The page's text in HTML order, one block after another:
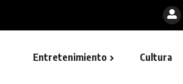
Entretenimiento Cultura